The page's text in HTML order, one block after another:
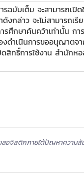
รฉบับเต็ม จะสามารถเปิ
งกล่าว จะไม่สามารถเ
รศึกษาค้นคว้าเท่านั้น กา
งดำเนินการขออนุญาตจ
สิทธิ์การใช้งาน สำนักห
อจิสติกภายใต้ปัญหาความสั